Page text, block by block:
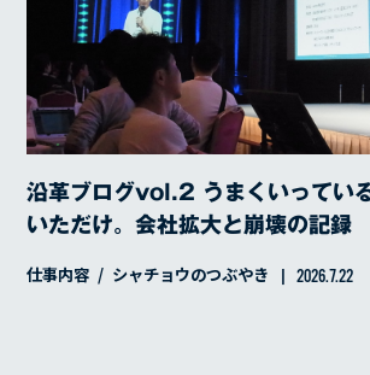
沿革ブログvol.2 うまくいってい
いただけ。会社拡大と崩壊の記録
仕事内容 シャチョウのつぶやき 2026.7.22